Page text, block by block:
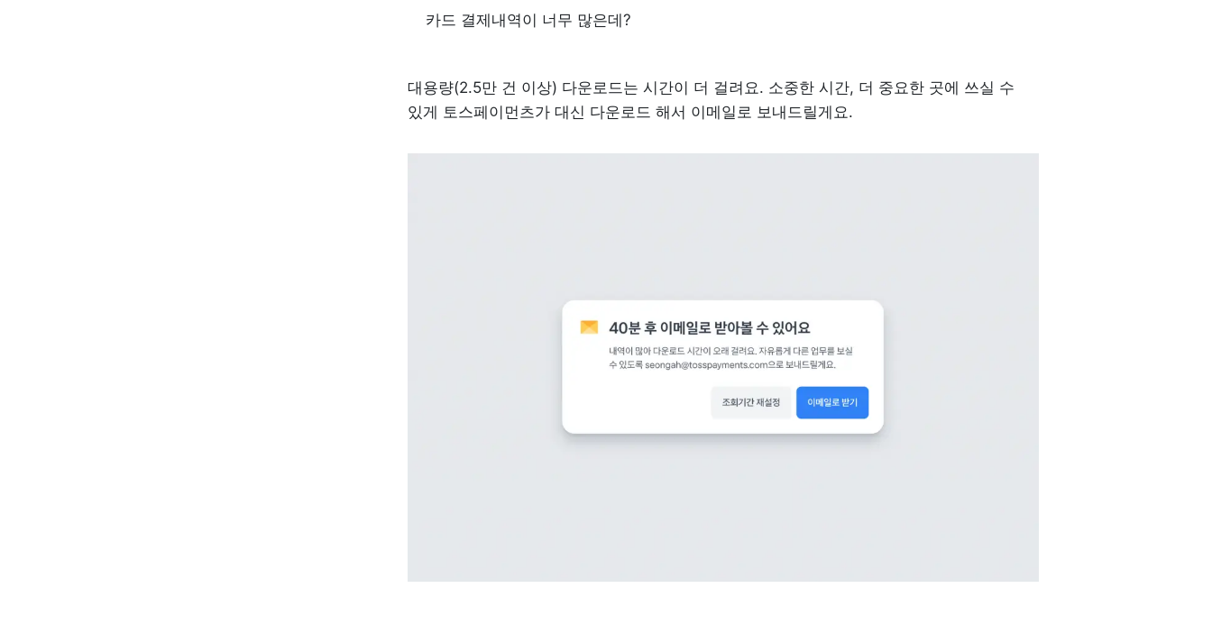
카드 결제내역이 너무 많은데?
대용량(2.5만 건 이상) 다운로드는 시간이 더 걸려요. 소중한 시간, 더 중요한 곳에 쓰실 수
있게 토스페이먼츠가 대신 다운로드 해서 이메일로 보내드릴게요.